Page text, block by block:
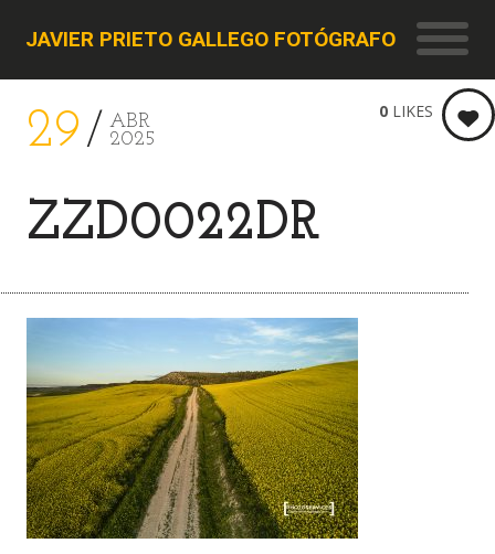
JAVIER PRIETO GALLEGO FOTÓGRAFO
29
ABR
2025
ZZD0022DR
0 LIKES